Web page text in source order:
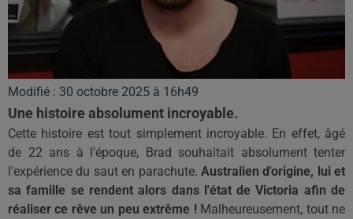
Modifié : 30 octobre 2025 à 16h49
Une histoire absolument incroyable.
Cette histoire est tout simplement incroyable. En effet, âgé
de 22 ans à l'époque, Brad souhaitait absolument tenter
l'expérience du saut en parachute. Australien d'origine, lui et
sa famille se rendent alors dans l'état de Victoria afin de
réaliser ce rêve un peu extrême ! Malheureusement, tout ne